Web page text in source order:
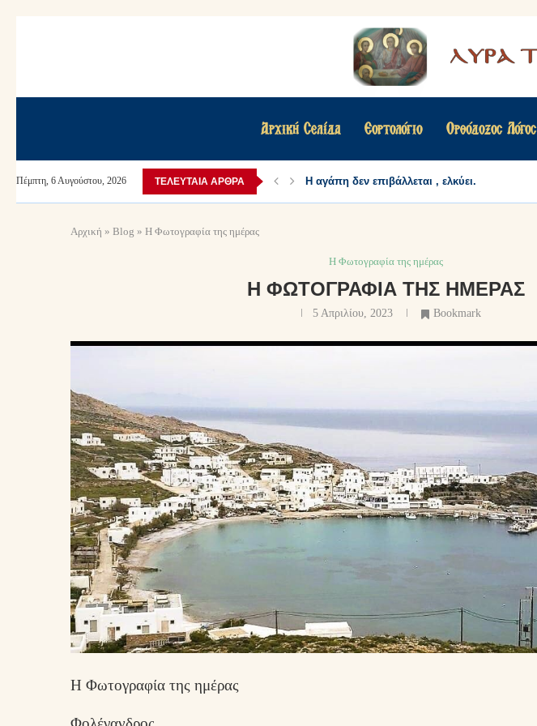
Αρχική Σελίδα Εορτολόγιο Ορθόδοξος Λόγος
Πέμπτη, 6 Αυγούστου, 2026 ΤΕΛΕΥΤΑΊΑ ΆΡΘΡΑ Η αγάπη δεν επιβάλλεται , ελκύει.
Αρχική » Blog » Η Φωτογραφία της ημέρας
Η Φωτογραφία της ημέρας
Η ΦΩΤΟΓΡΑΦΊΑ ΤΗΣ ΗΜΈΡΑΣ
5 Απριλίου, 2023 Bookmark
Η Φωτογραφία της ημέρας